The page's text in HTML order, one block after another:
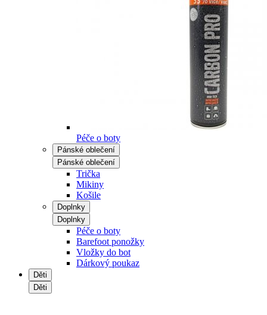
Péče o boty
Pánské oblečení
Pánské oblečení
Trička
Mikiny
Košile
Doplnky
Doplnky
Péče o boty
Barefoot ponožky
Vložky do bot
Dárkový poukaz
Děti
Děti